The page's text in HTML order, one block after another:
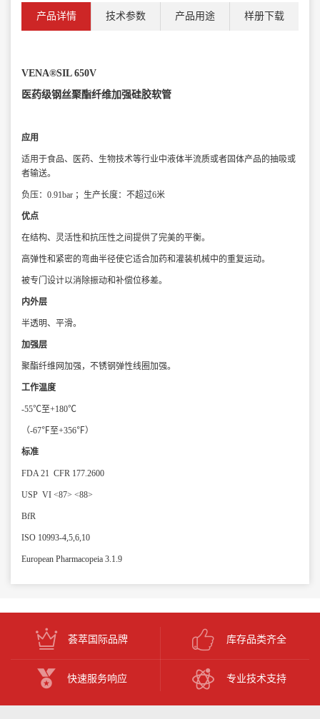
产品详情 技术参数 产品用途 样册下载
VENA®SIL 650V
医药级钢丝聚酯纤维加强硅胶软管
应用
适用于食品、医药、生物技术等行业中液体半流质或者固体产品的抽吸或
者输送。
负压：0.91bar ；生产长度：不超过6米
优点
在结构、灵活性和抗压性之间提供了完美的平衡。
高弹性和紧密的弯曲半径使它适合加药和灌装机械中的重复运动。
被专门设计以消除振动和补偿位移差。
内外层
半透明、平滑。
加强层
聚酯纤维网加强， 不锈钢弹性线圈加强。
工作温度
-55℃至+180℃
（-67℉至+356℉）
标准
FDA 21 CFR 177.2600
USP VI <87> <88>
BfR
ISO 10993-4,5,6,10
European Pharmacopeia 3.1.9
荟萃国际品牌 库存品类齐全
快速服务响应 专业技术支持